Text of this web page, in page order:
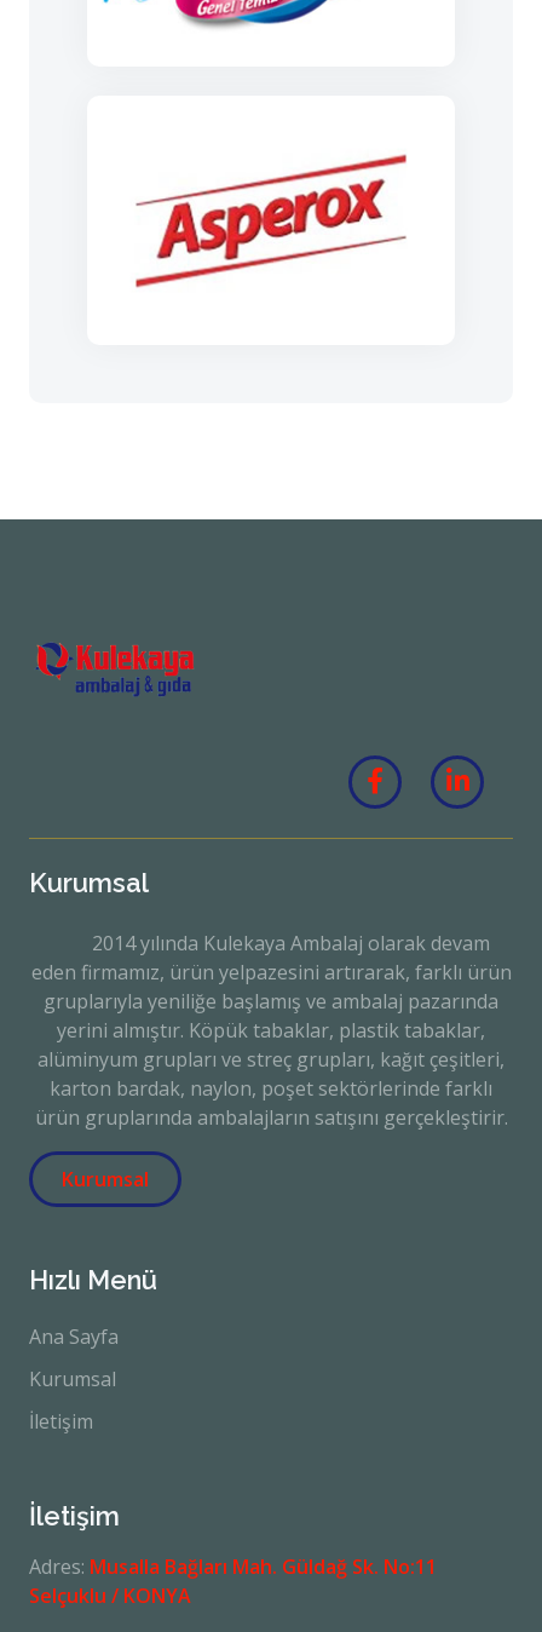
Kurumsal
2014 yılında Kulekaya Ambalaj olarak devam
eden firmamız, ürün yelpazesini artırarak, farklı ürün
gruplarıyla yeniliğe başlamış ve ambalaj pazarında
yerini almıştır. Köpük tabaklar, plastik tabaklar,
alüminyum grupları ve streç grupları, kağıt çeşitleri,
karton bardak, naylon, poşet sektörlerinde farklı
ürün gruplarında ambalajların satışını gerçekleştirir.
Kurumsal
Hızlı Menü
Ana Sayfa
Kurumsal
İletişim
İletişim
Adres: Musalla Bağları Mah. Güldağ Sk. No:11
Selçuklu / KONYA